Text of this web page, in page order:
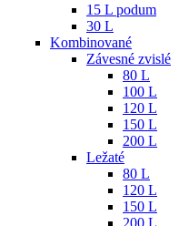
15 L podum
30 L
Kombinované
Závesné zvislé
80 L
100 L
120 L
150 L
200 L
Ležaté
80 L
120 L
150 L